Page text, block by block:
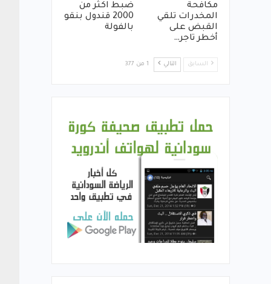
مكافحة
المخدرات تلقي
القبض على
أخطر تاجر…
ضبط اكثر من
2000 قندول بنقو
بالفولة
السابق التالي 1 من 377